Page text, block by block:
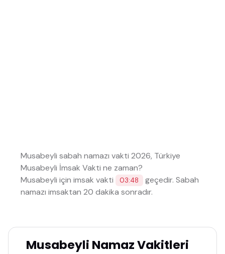
Musabeyli sabah namazı vakti 2026, Türkiye
Musabeyli İmsak Vakti ne zaman?
Musabeyli için imsak vakti
03:48
geçedir. Sabah
namazı imsaktan 20 dakika sonradır.
Musabeyli Namaz Vakitleri